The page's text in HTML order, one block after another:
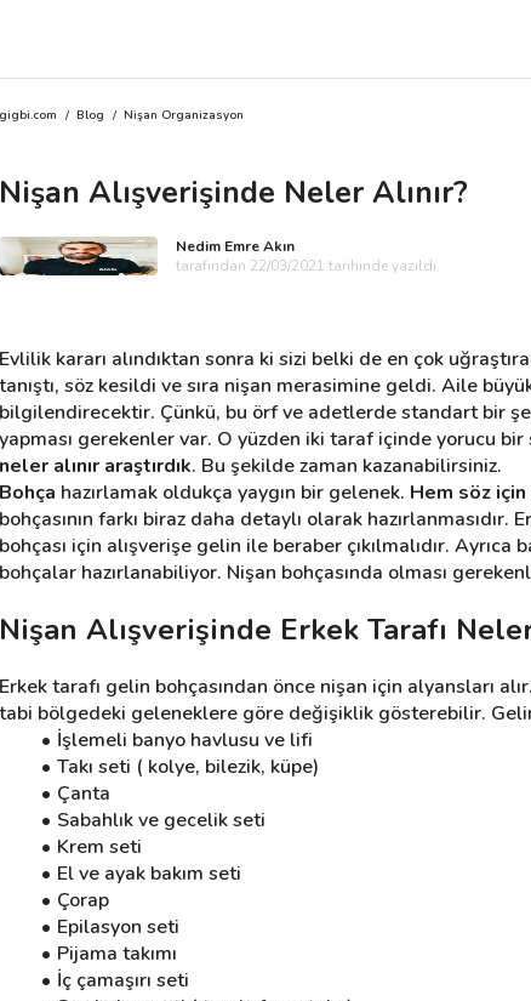
gigbi.com / Blog / Nişan Organizasyon
Nişan Alışverişinde Neler Alınır?
Nedim Emre Akın
tarafından 22/03/2021 tarihinde yazıldı.
Evlilik kararı alındıktan sonra ki sizi belki de en çok
tanıştı, söz kesildi ve sıra nişan merasimine geldi. Aile
bilgilendirecektir. Çünkü, bu örf ve adetlerde standart bir
yapması gerekenler var. O yüzden iki taraf içinde yorucu bir
neler alınır araştırdık. Bu şekilde zaman kazanabilirsiniz.
Bohça hazırlamak oldukça yaygın bir gelenek. Hem söz için
bohçasının farkı biraz daha detaylı olarak hazırlanmasıdır.
bohçası için alışverişe gelin ile beraber çıkılmalıdır.
bohçalar hazırlanabiliyor. Nişan bohçasında olması
Nişan Alışverişinde Erkek Tarafı
Erkek tarafı gelin bohçasından önce nişan için alyansları alır.
tabi bölgedeki geleneklere göre değişiklik gösterebilir.
İşlemeli banyo havlusu ve lifi
Takı seti ( kolye, bilezik, küpe)
Çanta
Sabahlık ve gecelik seti
Krem seti
El ve ayak bakım seti
Çorap
Epilasyon seti
Pijama takımı
İç çamaşırı seti